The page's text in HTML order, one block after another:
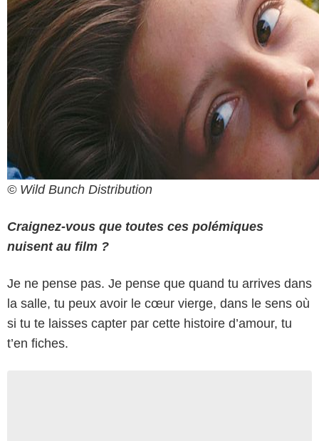
© Wild Bunch Distribution
Craignez-vous que toutes ces polémiques
nuisent au film ?
Je ne pense pas. Je pense que quand tu arrives dans
la salle, tu peux avoir le cœur vierge, dans le sens où
si tu te laisses capter par cette histoire d’amour, tu
t’en fiches.